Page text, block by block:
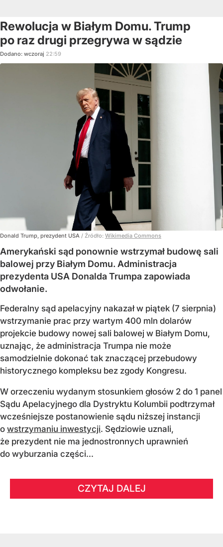
Rewolucja w Białym Domu. Trump
po raz drugi przegrywa w sądzie
Dodano: wczoraj 22:59
Donald Trump, prezydent USA / Źródło: Wikimedia Commons
Amerykański sąd ponownie wstrzymał budowę sali
balowej przy Białym Domu. Administracja
prezydenta USA Donalda Trumpa zapowiada
odwołanie.
Federalny sąd apelacyjny nakazał w piątek (7 sierpnia)
wstrzymanie prac przy wartym 400 mln dolarów
projekcie budowy nowej sali balowej w Białym Domu,
uznając, że administracja Trumpa nie może
samodzielnie dokonać tak znaczącej przebudowy
historycznego kompleksu bez zgody Kongresu.
W orzeczeniu wydanym stosunkiem głosów 2 do 1 panel
Sądu Apelacyjnego dla Dystryktu Kolumbii podtrzymał
wcześniejsze postanowienie sądu niższej instancji
o wstrzymaniu inwestycji. Sędziowie uznali,
że prezydent nie ma jednostronnych uprawnień
do wyburzania części...
CZYTAJ DALEJ